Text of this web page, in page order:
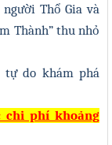
Thổ Gia và
Thành” thu nhỏ
tự do khám phá
chi phí khoảng